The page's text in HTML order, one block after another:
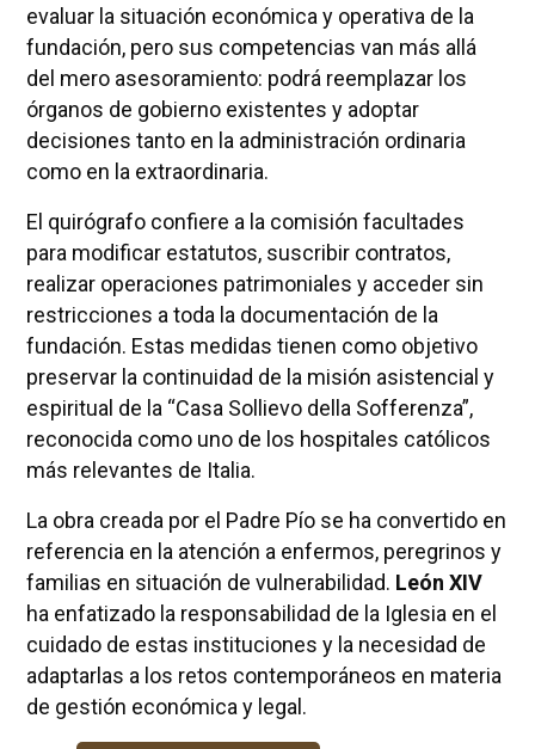
evaluar la situación económica y operativa de la
fundación, pero sus competencias van más allá
del mero asesoramiento: podrá reemplazar los
órganos de gobierno existentes y adoptar
decisiones tanto en la administración ordinaria
como en la extraordinaria.
El quirógrafo confiere a la comisión facultades
para modificar estatutos, suscribir contratos,
realizar operaciones patrimoniales y acceder sin
restricciones a toda la documentación de la
fundación. Estas medidas tienen como objetivo
preservar la continuidad de la misión asistencial y
espiritual de la “Casa Sollievo della Sofferenza”,
reconocida como uno de los hospitales católicos
más relevantes de Italia.
La obra creada por el Padre Pío se ha convertido en
referencia en la atención a enfermos, peregrinos y
familias en situación de vulnerabilidad. León XIV
ha enfatizado la responsabilidad de la Iglesia en el
cuidado de estas instituciones y la necesidad de
adaptarlas a los retos contemporáneos en materia
de gestión económica y legal.